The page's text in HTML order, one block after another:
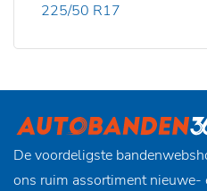
225/50 R17
De voordeligste
ons ruim assortiment nieuwe-